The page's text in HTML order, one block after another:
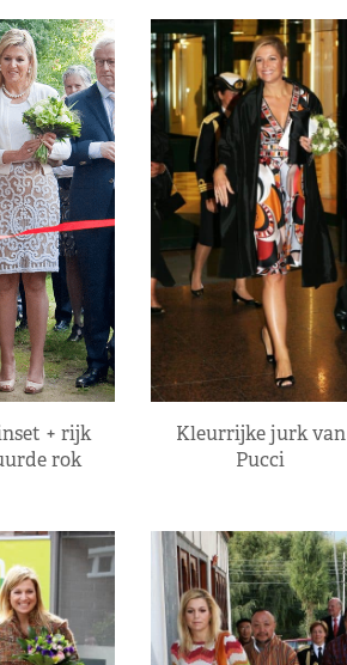
+ rijk
rok
Kleurrijke jurk van
Pucci